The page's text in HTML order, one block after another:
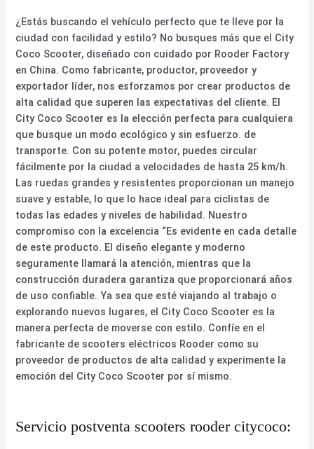
¿Estás buscando el vehículo perfecto que te lleve por la
ciudad con facilidad y estilo? No busques más que el City
Coco Scooter, diseñado con cuidado por Rooder Factory
en China. Como fabricante, productor, proveedor y
exportador líder, nos esforzamos por crear productos de
alta calidad que superen las expectativas del cliente. El
City Coco Scooter es la elección perfecta para cualquiera
que busque un modo ecológico y sin esfuerzo. de
transporte. Con su potente motor, puedes circular
fácilmente por la ciudad a velocidades de hasta 25 km/h.
Las ruedas grandes y resistentes proporcionan un manejo
suave y estable, lo que lo hace ideal para ciclistas de
todas las edades y niveles de habilidad. Nuestro
compromiso con la excelencia “Es evidente en cada detalle
de este producto. El diseño elegante y moderno
seguramente llamará la atención, mientras que la
construcción duradera garantiza que proporcionará años
de uso confiable. Ya sea que esté viajando al trabajo o
explorando nuevos lugares, el City Coco Scooter es la
manera perfecta de moverse con estilo. Confíe en el
fabricante de scooters eléctricos Rooder como su
proveedor de productos de alta calidad y experimente la
emoción del City Coco Scooter por sí mismo.
Servicio postventa scooters rooder citycoco: